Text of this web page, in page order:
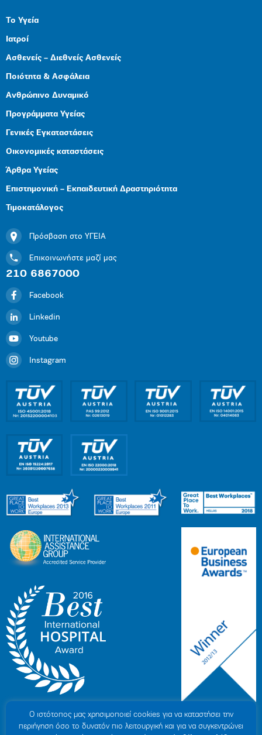
Το Υγεία
Ιατροί
Ασθενείς – Διεθνείς Ασθενείς
Ποιότητα & Ασφάλεια
Ανθρώπινο Δυναμικό
Προγράμματα Υγείας
Γενικές Εγκαταστάσεις
Οικονομικές καταστάσεις
Άρθρα Υγείας
Επιστημονική – Εκπαιδευτική Δραστηριότητα
Τιμοκατάλογος
Πρόσβαση στο ΥΓΕΙΑ
Επικοινωνήστε μαζί μας
210 6867000
Facebook
Linkedin
Youtube
Instagram
Ο ιστότοπoς μας χρησιμοποιεί cookies για να καταστήσει την
περιήγηση όσο το δυνατόν πιο λειτουργική και για να συγκεντρώνει